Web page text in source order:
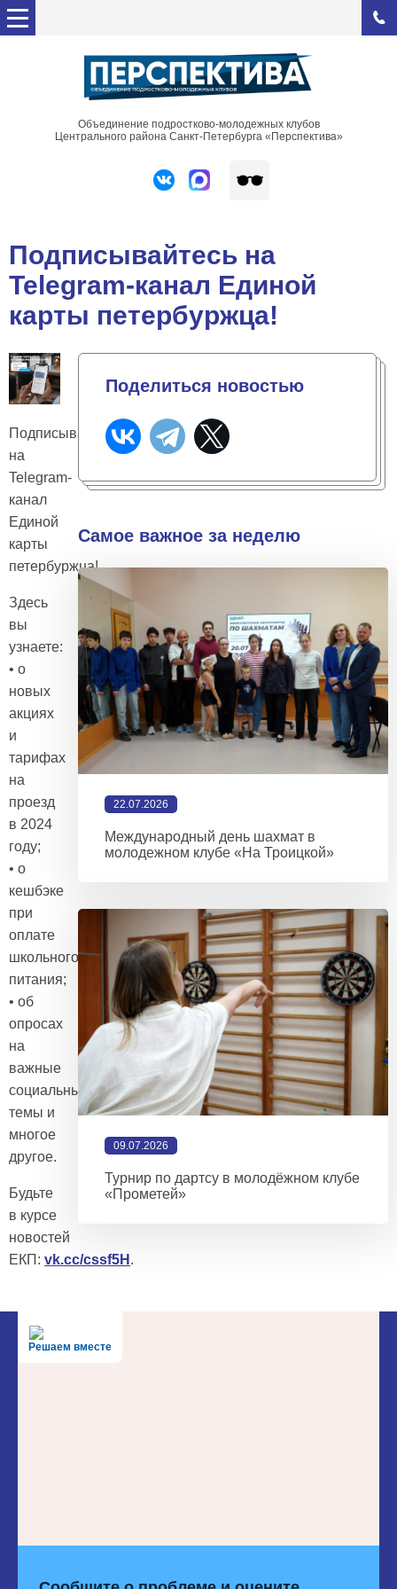
Объединение подростково-молодежных клубов
Центрального района Санкт-Петербурга «Перспектива»
Подписывайтесь на
Telegram-канал Единой
карты петербуржца!
Подписывайтесь
на
Telegram-
канал
Единой
карты
петербуржца!
Здесь
вы
узнаете:
• о
новых
акциях
и
тарифах
на
проезд
в 2024
году;
• о
кешбэке
при
оплате
школьного
питания;
• об
опросах
на
важные
социальные
темы и
многое
другое.
Будьте
в курсе
новостей
ЕКП: vk.cc/cssf5H .
Поделиться новостью
Самое важное за неделю
22.07.2026
Международный день шахмат в
молодежном клубе «На Троицкой»
09.07.2026
Турнир по дартсу в молодёжном клубе
«Прометей»
Решаем вместе